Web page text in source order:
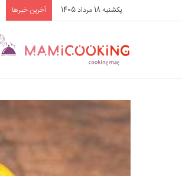
یکشنبه 18 مرداد 1405 آخرین خبرها